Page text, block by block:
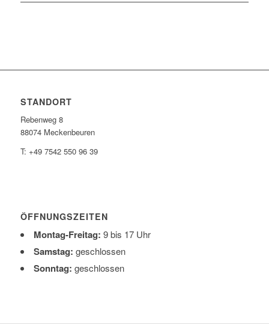
STANDORT
Rebenweg 8
88074 Meckenbeuren
T: +49 7542 550 96 39
ÖFFNUNGSZEITEN
Montag-Freitag: 9 bis 17 Uhr
Samstag: geschlossen
Sonntag: geschlossen